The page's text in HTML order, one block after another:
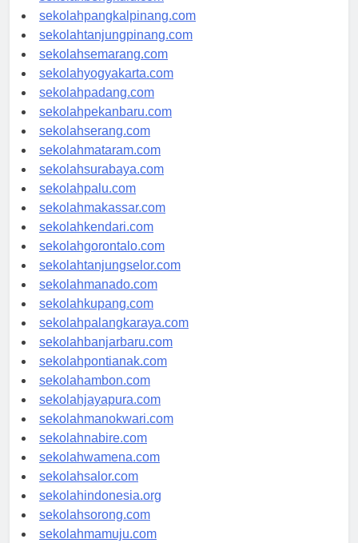
sekolahbengkulu.com
sekolahpangkalpinang.com
sekolahtanjungpinang.com
sekolahsemarang.com
sekolahyogyakarta.com
sekolahpadang.com
sekolahpekanbaru.com
sekolahserang.com
sekolahmataram.com
sekolahsurabaya.com
sekolahpalu.com
sekolahmakassar.com
sekolahkendari.com
sekolahgorontalo.com
sekolahtanjungselor.com
sekolahmanado.com
sekolahkupang.com
sekolahpalangkaraya.com
sekolahbanjarbaru.com
sekolahpontianak.com
sekolahambon.com
sekolahjayapura.com
sekolahmanokwari.com
sekolahnabire.com
sekolahwamena.com
sekolahsalor.com
sekolahindonesia.org
sekolahsorong.com